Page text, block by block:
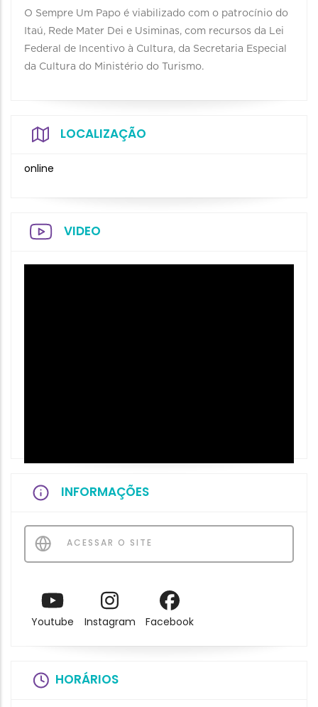
O Sempre Um Papo é viabilizado com o patrocínio do
Itaú, Rede Mater Dei e Usiminas, com recursos da Lei
Federal de Incentivo à Cultura, da Secretaria Especial
da Cultura do Ministério do Turismo.
LOCALIZAÇÃO
online
VIDEO
INFORMAÇÕES
ACESSAR O SITE
Youtube Instagram Facebook
HORÁRIOS